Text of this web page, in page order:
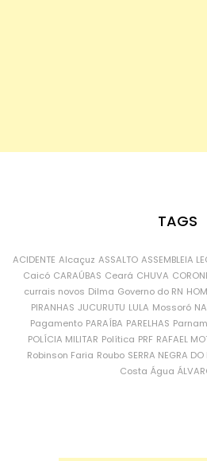
TAGS
ACIDENTE Alcaçuz ASSALTO ASSEMBLEIA
Caicó CARAÚBAS Ceará CHUVA
currais novos Dilma Governo do RN
PIRANHAS JUCURUTU LULA Mossoró
Pagamento PARAÍBA PARELHAS
POLÍCIA MILITAR Política PRF RAFAEL
Robinson Faria Roubo SERRA NEGRA DO
Costa Água